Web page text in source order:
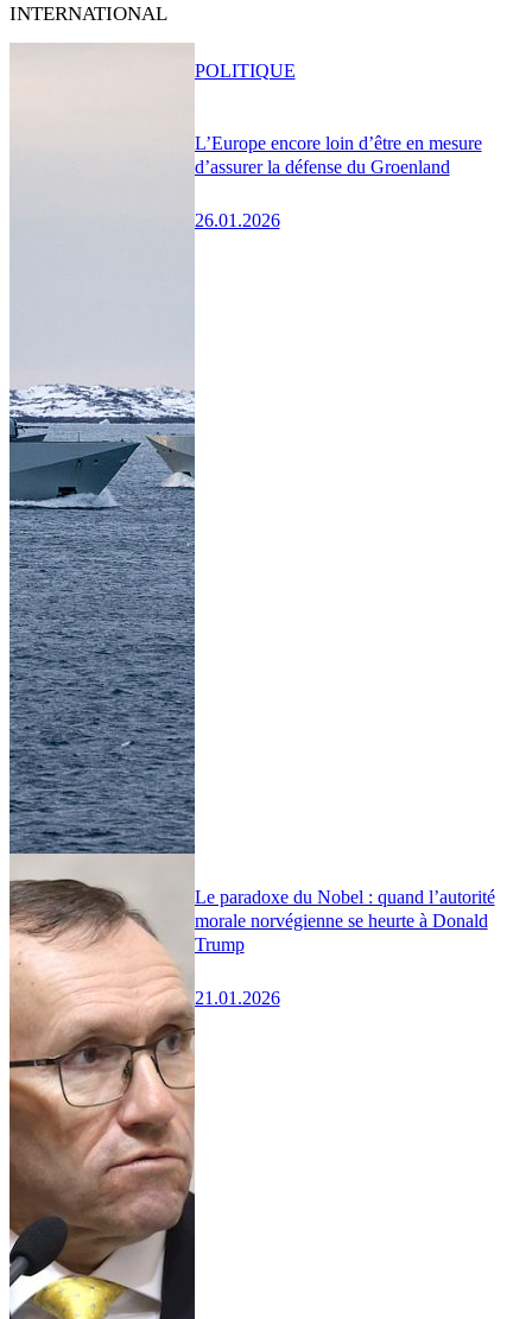
INTERNATIONAL
L’Europe encore loin d’être en mesure
d’assurer la défense du Groenland
26.01.2026
POLITIQUE
Le paradoxe du Nobel : quand l’autorité
morale norvégienne se heurte à Donald
Trump
21.01.2026